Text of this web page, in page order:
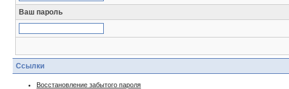
Ваш пароль
Ссылки
Восстановление забытого пароля